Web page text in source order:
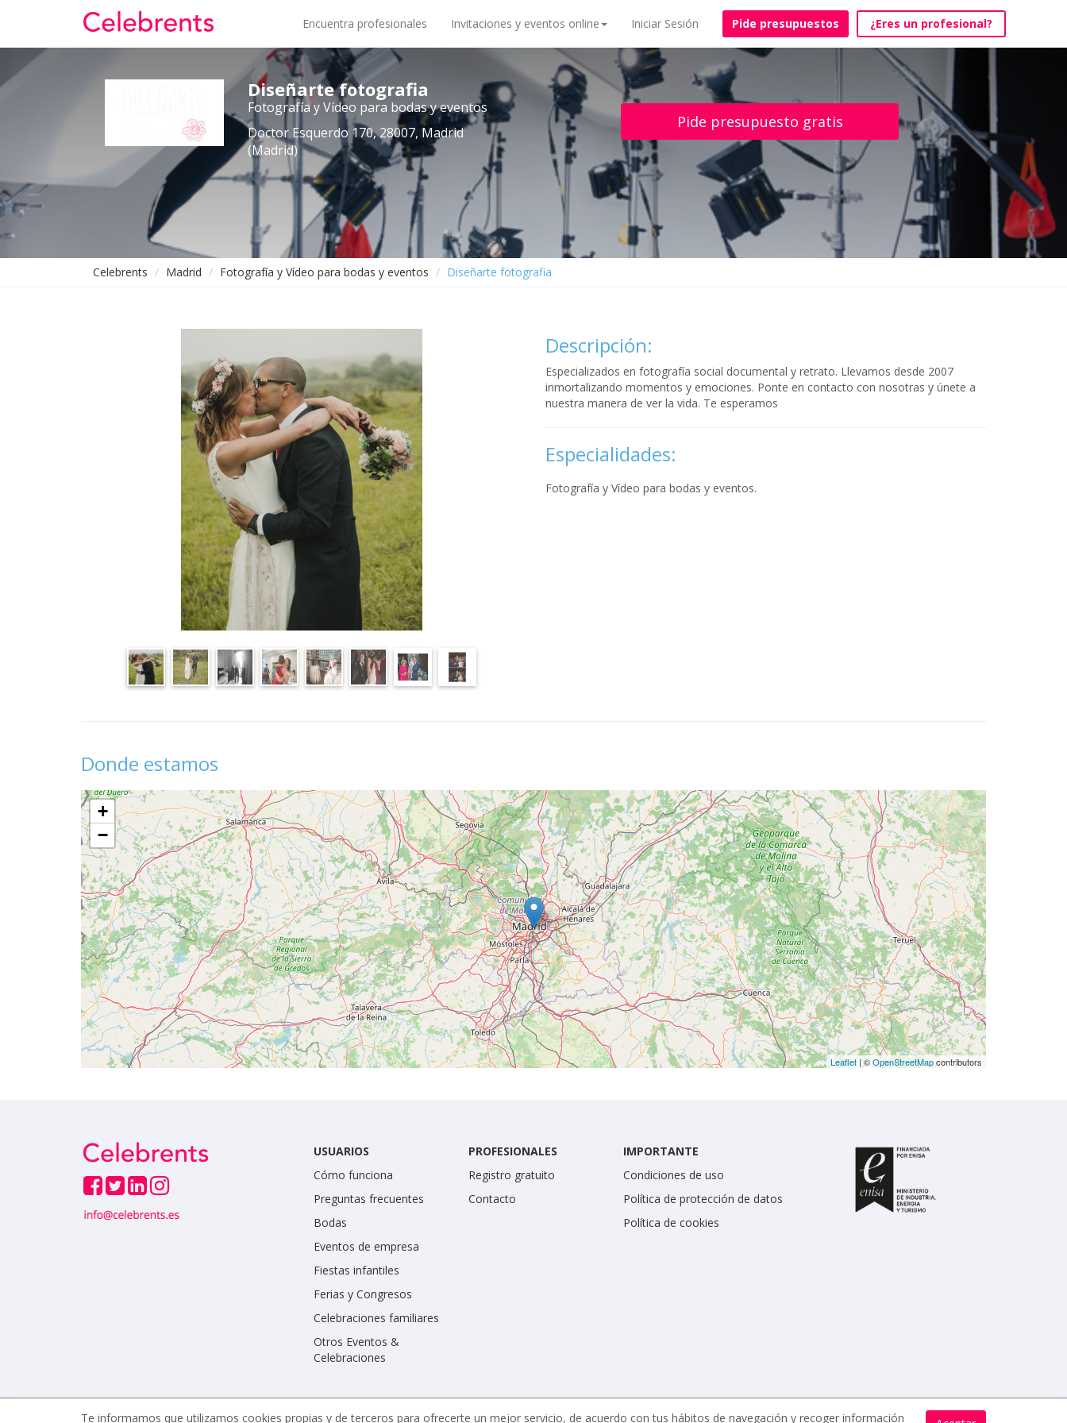
Encuentra profesionales Invitaciones y eventos online Iniciar Sesión Pide presupuestos ¿Eres un profesional?
Diseñarte fotografia
Fotografía y Vídeo para bodas y eventos
Doctor Esquerdo 170, 28007, Madrid
(Madrid)
Pide presupuesto gratis
Celebrents Madrid Fotografía y Vídeo para bodas y eventos Diseñarte fotografia
Descripción:
Especializados en fotografía social documental y retrato. Llevamos desde 2007
inmortalizando momentos y emociones. Ponte en contacto con nosotras y únete a
nuestra manera de ver la vida. Te esperamos
Especialidades:
Fotografía y Vídeo para bodas y eventos.
Donde estamos
+
−
Leaflet | ©OpenStreetMapcontributors
USUARIOS
Cómo funciona
Preguntas frecuentes
Bodas
Eventos de empresa
Fiestas infantiles
Ferias y Congresos
Celebraciones familiares
Otros Eventos &
Celebraciones
PROFESIONALES
Registro gratuito
Contacto
IMPORTANTE
Condiciones de uso
Política de protección de datos
Política de cookies
Te informamos que utilizamos cookies propias y de terceros para ofrecerte un mejor servicio, de acuerdo con tus hábitos de navegación y recoger información